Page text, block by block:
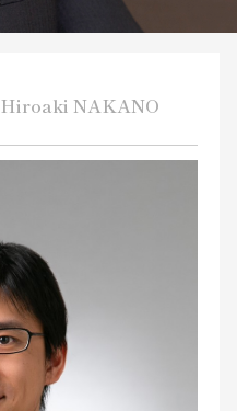
Hiroaki NAKANO
お問い合わせ